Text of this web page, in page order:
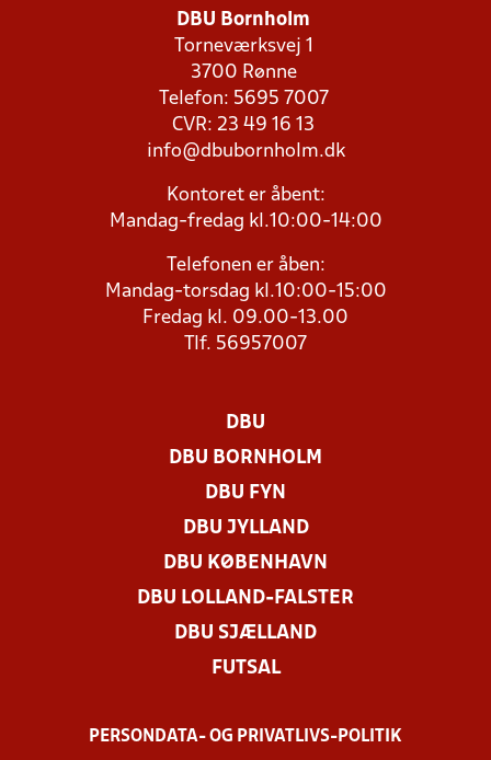
DBU Bornholm
Torneværksvej 1
3700 Rønne
Telefon: 5695 7007
CVR: 23 49 16 13
info@dbubornholm.dk
Kontoret er åbent:
Mandag-fredag kl.10:00-14:00
Telefonen er åben:
Mandag-torsdag kl.10:00-15:00
Fredag kl. 09.00-13.00
Tlf. 56957007
DBU
DBU BORNHOLM
DBU FYN
DBU JYLLAND
DBU KØBENHAVN
DBU LOLLAND-FALSTER
DBU SJÆLLAND
FUTSAL
PERSONDATA- OG PRIVATLIVS-POLITIK